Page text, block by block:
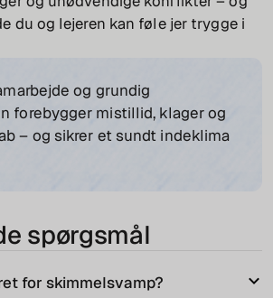
du og lejeren kan føle jer trygge i
og grundig
forebygger mistillid, klager og
– og sikrer et sundt indeklima
spørgsmål
for skimmelsvamp?